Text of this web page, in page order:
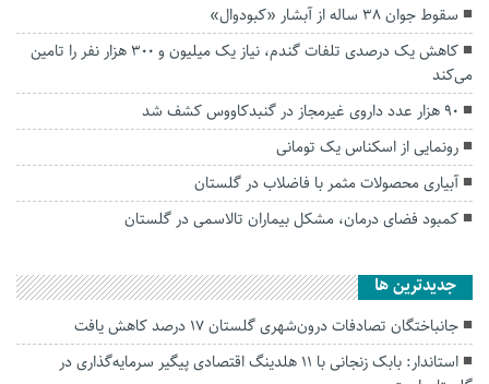
سقوط جوان ۳۸ ساله از آبشار «کبودوال»
کاهش یک درصدی تلفات گندم، نیاز یک میلیون و ۳۰۰ هزار نفر را تامین
می‌کند
۹۰ هزار عدد داروی غیرمجاز در گنبدکاووس کشف شد
رونمایی از اسکناس یک تومانی
آبیاری محصولات مثمر با فاضلاب در گلستان
کمبود فضای درمان، مشکل بیماران تالاسمی در گلستان
جديدترين ها
جانباختگان تصادفات درون‌شهری گلستان ۱۷ درصد کاهش یافت
استاندار: بابک زنجانی با ۱۱ هلدینگ اقتصادی پیگیر سرمایه‌گذاری در